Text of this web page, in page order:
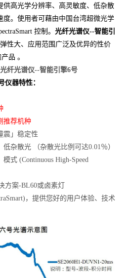
供高光学分辨率、高灵敏度、低杂散
度。使用者可藉由中国台湾超微光学
控制。光纤光谱仪--智能引
性大、应用范围广泛及优异的性价
品 。
纤光谱仪--智能引擎6号
仪器特性：
推荐机种
震」稳定性
杂散光 （杂散光比例可达0.01％）
模式 (Continuous High-Speed
方案-BL60或卤素灯
，提供您好的用户体验、技术